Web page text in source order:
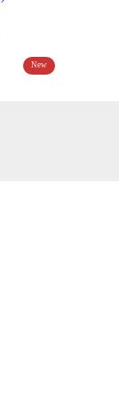
New